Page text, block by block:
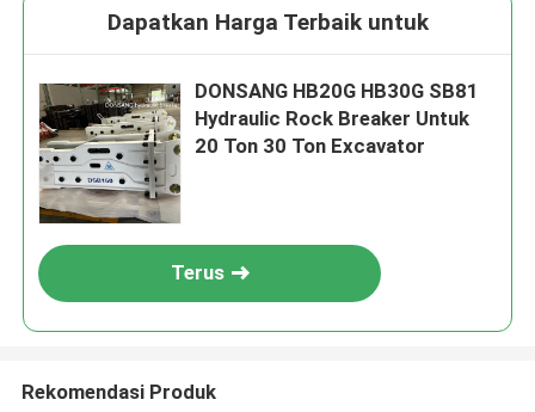
Dapatkan Harga Terbaik untuk
DONSANG HB20G HB30G SB81
Hydraulic Rock Breaker Untuk
20 Ton 30 Ton Excavator
Terus
Rekomendasi Produk